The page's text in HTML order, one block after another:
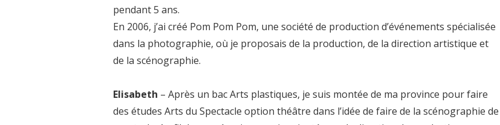
pendant 5 ans.
En 2006, j’ai créé Pom Pom Pom, une société de production d’événements spécialisée
dans la photographie, où je proposais de la production, de la direction artistique et
de la scénographie.
Elisabeth – Après un bac Arts plastiques, je suis montée de ma province pour faire
des études Arts du Spectacle option théâtre dans l’idée de faire de la scénographie de